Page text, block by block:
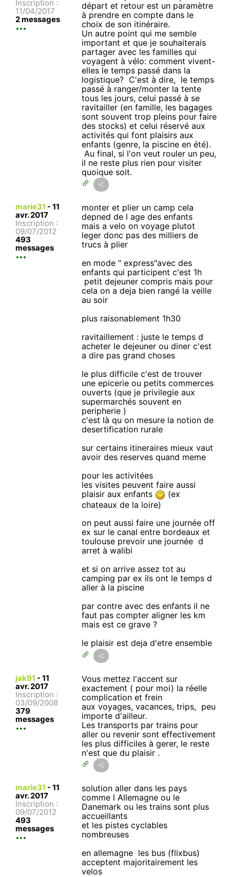
Inscription :
11/04/2017
2 messages
départ et retour est un paramètre
à prendre en compte dans le
choix de son itinéraire.
Un autre point qui me semble
important et que je souhaiterais
partager avec les familles qui
voyagent à vélo: comment vivent-
elles le temps passé dans la
logistique? C'est à dire, le temps
passé à ranger/monter la tente
tous les jours, celui passé à se
ravitailler (en famille, les bagages
sont souvent trop pleins pour faire
des stocks) et celui réservé aux
activités qui font plaisirs aux
enfants (genre, la piscine en été).
Au final, si l'on veut rouler un peu,
il ne reste plus rien pour visiter
quoique soit.
marie31 - 11
avr. 2017
Inscription :
09/07/2012
493
messages
monter et plier un camp cela
depned de l age des enfants
mais a velo on voyage plutot
leger donc pas des milliers de
trucs à plier
en mode " express"avec des
enfants qui participent c'est 1h
petit dejeuner compris mais pour
cela on a deja bien rangé la veille
au soir
plus raisonablement 1h30
ravitaillement : juste le temps d
acheter le dejeuner ou diner c'est
a dire pas grand choses
le plus difficile c'est de trouver
une epicerie ou petits commerces
ouverts (que je privilegie aux
supermarchés souvent en
peripherie )
c'est là qu on mesure la notion de
desertification rurale
sur certains itineraires mieux vaut
avoir des reserves quand meme
pour les activitées
les visites peuvent faire aussi
plaisir aux enfants
(ex
chateaux de la loire)
on peut aussi faire une journée off
ex sur le canal entre bordeaux et
toulouse prevoir une journée d
arret à walibi
et si on arrive assez tot au
camping par ex ils ont le temps d
aller à la piscine
par contre avec des enfants il ne
faut pas compter aligner les km
mais est ce grave ?
le plaisir est deja d'etre ensemble
jak91 - 11
avr. 2017
Inscription :
03/09/2008
379
messages
Vous mettez l'accent sur
exactement ( pour moi) la réelle
complication et frein
aux voyages, vacances, trips, peu
importe d'ailleur.
Les transports par trains pour
aller ou revenir sont effectivement
les plus difficiles à gerer, le reste
n'est que du plaisir .
marie31 - 11
avr. 2017
Inscription :
09/07/2012
493
messages
solution aller dans les pays
comme l Allemagne ou le
Danemark ou les trains sont plus
accueillants
et les pistes cyclables
nombreuses
en allemagne les bus (flixbus)
acceptent majoritairement les
velos